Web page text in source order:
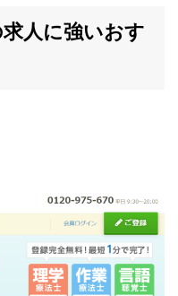
人に強いおす